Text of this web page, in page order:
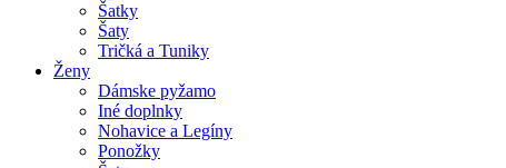
Šatky
Šaty
Tričká a Tuniky
Ženy
Dámske pyžamo
Iné doplnky
Nohavice a Legíny
Ponožky